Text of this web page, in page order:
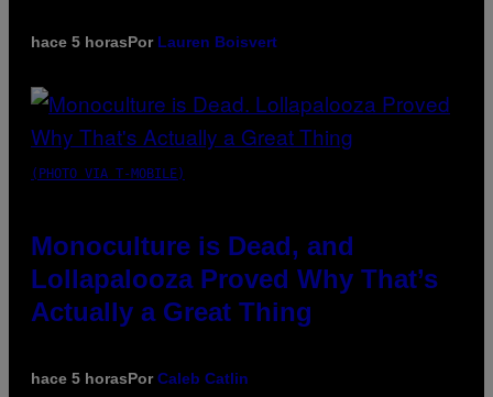
hace 5 horasPor Lauren Boisvert
(PHOTO VIA T-MOBILE)
Monoculture is Dead, and
Lollapalooza Proved Why That’s
Actually a Great Thing
hace 5 horasPorCaleb Catlin